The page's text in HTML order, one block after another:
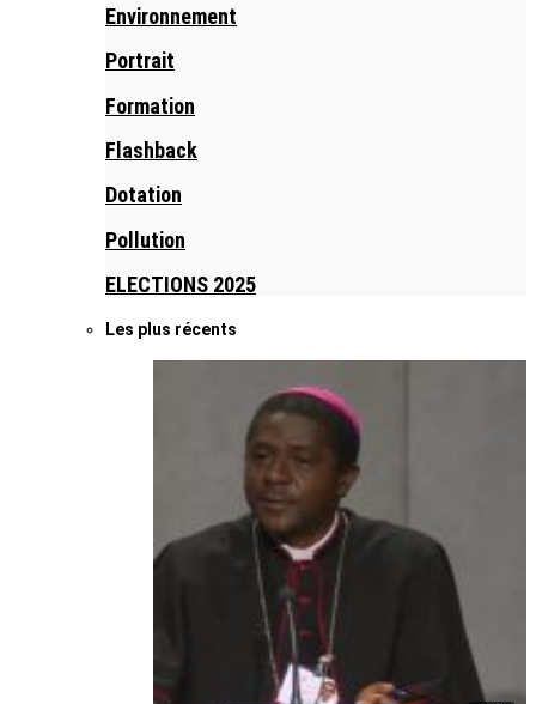
Environnement
Portrait
Formation
Flashback
Dotation
Pollution
ELECTIONS 2025
Les plus récents